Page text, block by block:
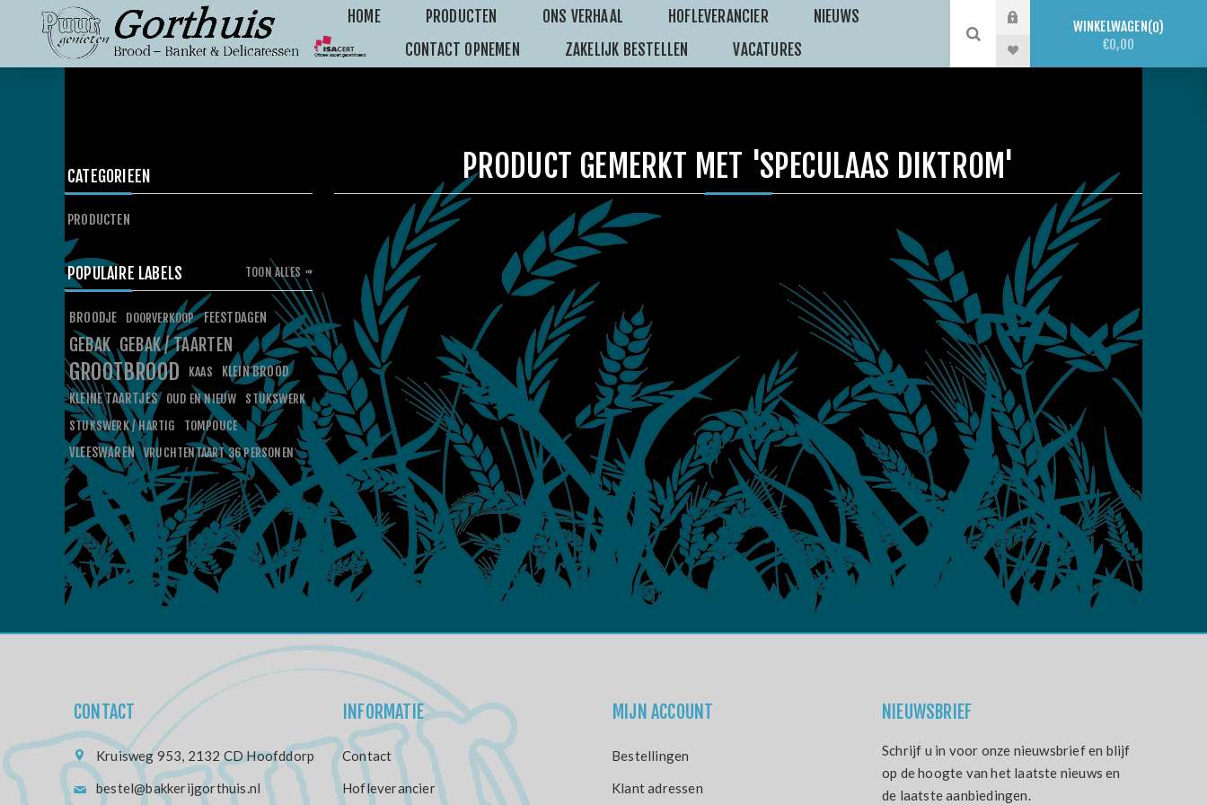
HOME PRODUCTEN ONS VERHAAL HOFLEVERANCIER
NIEUWS
CONTACT OPNEMEN
ZAKELIJK BESTELLEN VACATURES
WINKELWAGEN 0
€0,00
PRODUCT GEMERKT MET 'SPECULAAS DIKTROM'
CATEGORIEEN
PRODUCTEN
POPULAIRE LABELS
BROODJE DOORVERKOOP FEESTDAGEN
GEBAK GEBAK / TAARTEN
GROOTBROOD KAAS
KLEIN BROOD
KLEINE TAARTJES
OUD EN NIEUW
STUKSWERK
STUKSWERK / HARTIG
TOMPOUCE
VLEESWAREN VRUCHTENTAART 36 PERSONEN
TOON ALLES
CONTACT
Kruisweg 953, 2132 CD Hoofddorp
bestel@bakkerijgorthuis.nl
INFORMATIE
Contact
Hofleverancier
MIJN ACCOUNT
Bestellingen
Klant adressen
NIEUWSBRIEF
Schrijf u in voor onze nieuwsbrief en blijf
op de hoogte van het laatste nieuws en
de laatste aanbiedingen.